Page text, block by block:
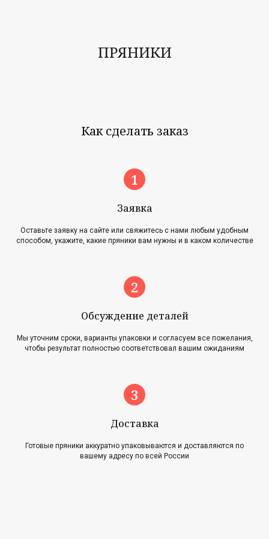
ПРЯНИКИ
Как сделать заказ
Заявка
Оставьте заявку на сайте или свяжитесь с нами любым удобным
способом, укажите, какие пряники вам нужны и в каком количестве
Обсуждение деталей
Мы уточним сроки, варианты упаковки и согласуем все пожелания,
чтобы результат полностью соответствовал вашим ожиданиям
Доставка
Готовые пряники аккуратно упаковываются и доставляются по
вашему адресу по всей России
Новости